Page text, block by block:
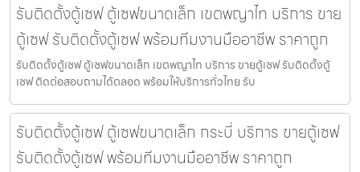
รับติดตั้งตู้เซฟ ตู้เซฟขนาดเล็ก เขตพญาไท บริการ ขาย
ตู้เซฟ รับติดตั้งตู้เซฟ พร้อมทีมงานมืออาชีพ ราคาถูก
รับติดตั้งตู้เซฟ ตู้เซฟขนาดเล็ก เขตพญาไท บริการ ขายตู้เซฟ รับติดตั้งตู้
เซฟ ติดต่อสอบถามได้ตลอด พร้อมให้บริการทั่วไทย รับ
รับติดตั้งตู้เซฟ ตู้เซฟขนาดเล็ก กระบี่ บริการ ขายตู้เซฟ
รับติดตั้งตู้เซฟ พร้อมทีมงานมืออาชีพ ราคาถูก